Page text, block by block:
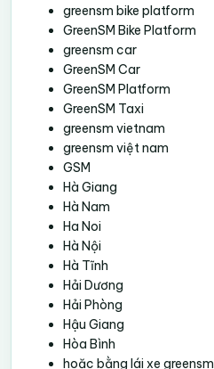
greensm bike platform
GreenSM Bike Platform
greensm car
GreenSM Car
GreenSM Platform
GreenSM Taxi
greensm vietnam
greensm việt nam
GSM
Hà Giang
Hà Nam
Ha Noi
Hà Nội
Hà Tĩnh
Hải Dương
Hải Phòng
Hậu Giang
Hòa Bình
hoặc bằng lái xe greensm